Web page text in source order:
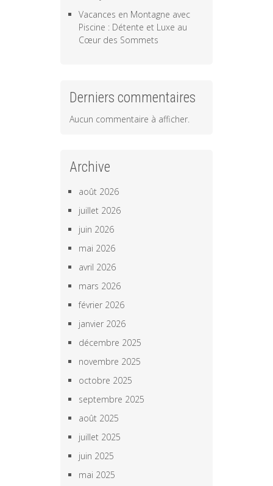
Vacances en Montagne avec
Piscine : Détente et Luxe au
Cœur des Sommets
Derniers commentaires
Aucun commentaire à afficher.
Archive
août 2026
juillet 2026
juin 2026
mai 2026
avril 2026
mars 2026
février 2026
janvier 2026
décembre 2025
novembre 2025
octobre 2025
septembre 2025
août 2025
juillet 2025
juin 2025
mai 2025